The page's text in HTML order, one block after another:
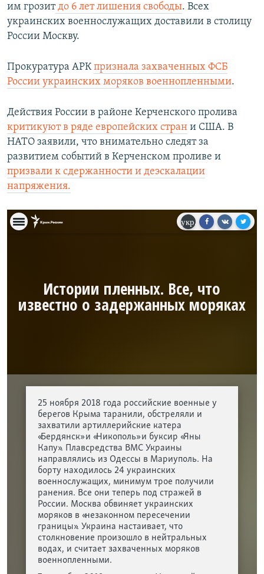
им грозитдо 6 лет лишения свободы. Всех
украинских военнослужащих доставили в столицу
России Москву.​
Прокуратура АРКпризнала захваченных ФСБ
России украинских моряков военнопленными.
Действия России в районе Керченского пролива
критикуют в ряде европейских стран и США. В
НАТО заявили, что внимательно следят за
развитием событий в Керченском проливе и
призвали к сдержанности и деэскалации
напряжения.